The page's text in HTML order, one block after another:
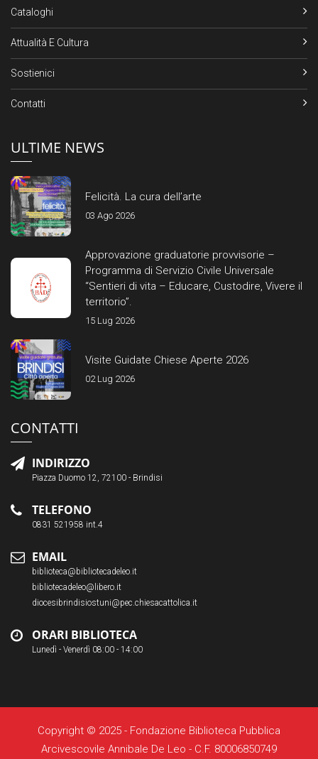
Cataloghi
Attualità E Cultura
Sostienici
Contatti
ULTIME NEWS
Felicità. La cura dell’arte
03 Ago 2026
Approvazione graduatorie provvisorie –
Programma di Servizio Civile Universale
“Sentieri di vita – Educare, Custodire, Vivere il
territorio”.
15 Lug 2026
Visite Guidate Chiese Aperte 2026
02 Lug 2026
CONTATTI
INDIRIZZO
Piazza Duomo 12, 72100 - Brindisi
TELEFONO
0831 521958 int.4
EMAIL
biblioteca@bibliotecadeleo.it
bibliotecadeleo@libero.it
diocesibrindisiostuni@pec.chiesacattolica.it
ORARI BIBLIOTECA
Lunedì - Venerdì 08:00 - 14:00
Copyright © 2025 - Fondazione Biblioteca Pubblica
Arcivescovile Annibale De Leo - C.F. 80006850749